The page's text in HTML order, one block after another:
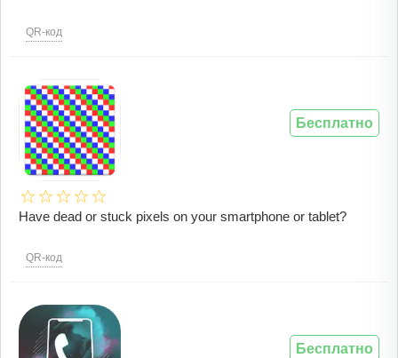
QR-код
Have dead or stuck pixels on your smartphone or tablet?
QR-код
Бесплатно
Бесплатно